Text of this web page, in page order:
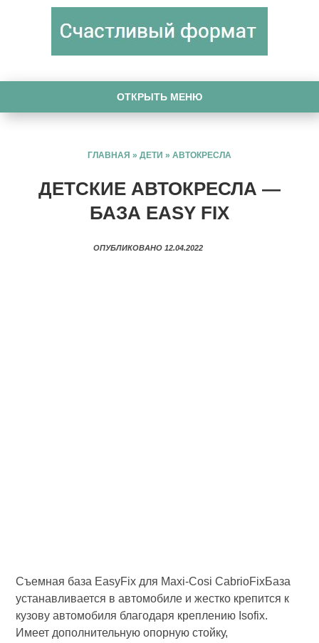
ОТКРЫТЬ МЕНЮ
ГЛАВНАЯ » ДЕТИ » АВТОКРЕСЛА
ДЕТСКИЕ АВТОКРЕСЛА —
БАЗА EASY FIX
ОПУБЛИКОВАНО 12.04.2022
Съемная база EasyFix для Maxi-Cosi CabrioFixБаза
устанавливается в автомобиле и жестко крепится к
кузову автомобиля благодаря креплению Isofix.
Имеет дополнительную опорную стойку,